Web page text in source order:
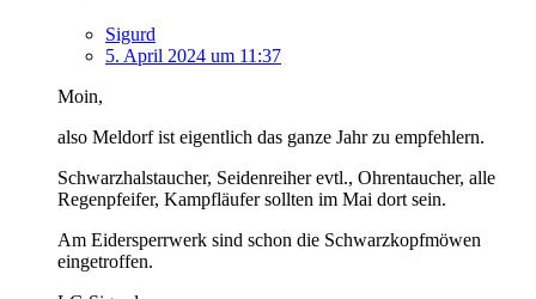
Sigurd
5. April 2024 um 11:37
Moin,
also Meldorf ist eigentlich das ganze Jahr zu empfehlern.
Schwarzhalstaucher, Seidenreiher evtl., Ohrentaucher, alle
Regenpfeifer, Kampfläufer sollten im Mai dort sein.
Am Eidersperrwerk sind schon die Schwarzkopfmöwen
eingetroffen.